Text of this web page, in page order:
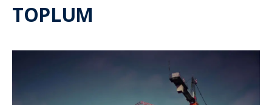
TOPLUM